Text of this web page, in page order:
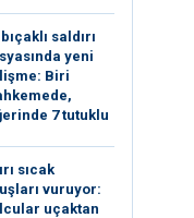
saldırı
yeni
Biri
7 tutuklu
sıcak
vuruyor:
uçaktan